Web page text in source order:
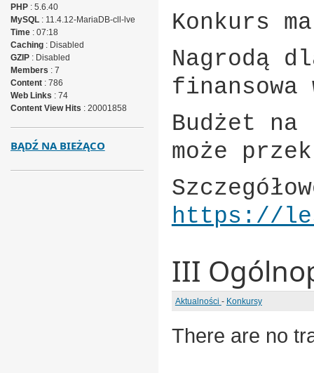
Konkurs
Nagrodą
Budżet
może
https://
III
Aktualności - Konkursy
There are no
PHP: 5.6.40
MySQL: 11.4.12-MariaDB-cll-lve
Time: 07:18
Caching: Disabled
GZIP: Disabled
Members : 7
Content: 786
Web Links : 74
Content View Hits : 20001858
BĄDŹ NA BIEŻĄCO